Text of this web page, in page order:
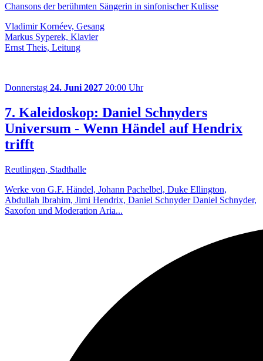
Chansons der berühmten Sängerin in sinfonischer Kulisse
Vladimir Kornéev, Gesang
Markus Syperek, Klavier
Ernst Theis, Leitung
Donnerstag 24. Juni 2027 20:00 Uhr
7. Kaleidoskop: Daniel Schnyders
Universum - Wenn Händel auf Hendrix
trifft
Reutlingen, Stadthalle
Werke von G.F. Händel, Johann Pachelbel, Duke Ellington,
Abdullah Ibrahim, Jimi Hendrix, Daniel Schnyder Daniel Schnyder,
Saxofon und Moderation Aria...